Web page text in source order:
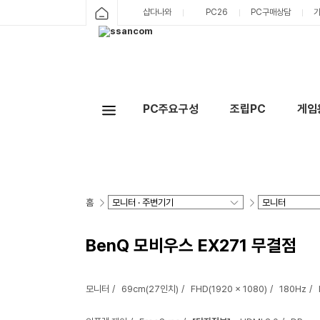
샵다나와 PC26 PC구매상담
PC주요구성 조립PC 게
홈
BenQ 모비우스 EX271 무결점
모니터 69cm(27인치) FHD(1920 x 1080) 180Hz